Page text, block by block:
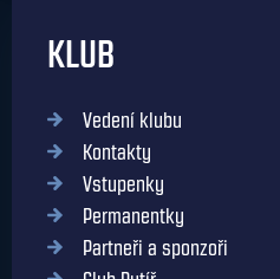
KLUB
Vedení klubu
Kontakty
Vstupenky
Permanentky
Partneři a sponzoři